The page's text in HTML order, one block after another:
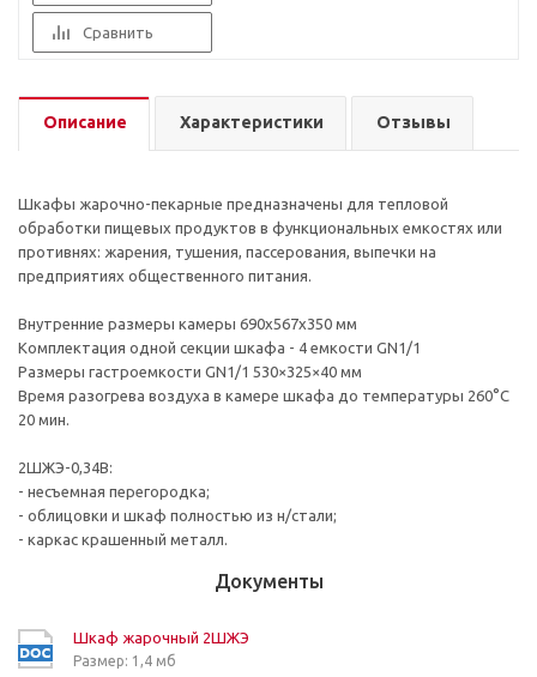
Сравнить
Описание Характеристики Отзывы
Шкафы жарочно-пекарные предназначены для тепловой
обработки пищевых продуктов в функциональных емкостях или
противнях: жарения, тушения, пассерования, выпечки на
предприятиях общественного питания.
Внутренние размеры камеры 690х567х350 мм
Комплектация одной секции шкафа - 4 емкости GN1/1
Размеры гастроемкости GN1/1 530×325×40 мм
Время разогрева воздуха в камере шкафа до температуры 260°С
20 мин.
2ШЖЭ-0,34В:
- несъемная перегородка;
- облицовки и шкаф полностью из н/стали;
- каркас крашенный металл.
Документы
Шкаф жарочный 2ШЖЭ
Размер: 1,4 мб